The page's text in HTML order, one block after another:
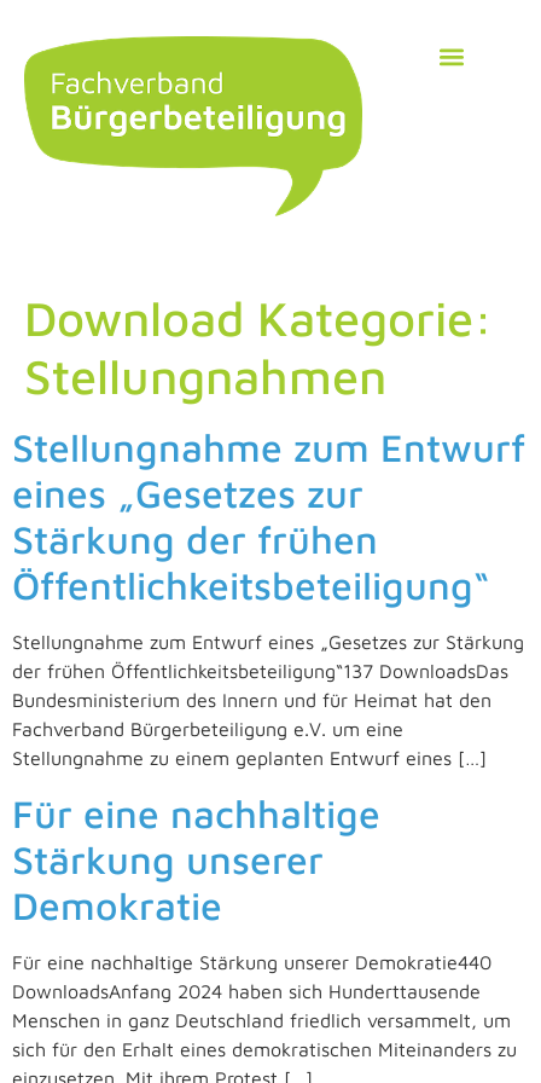
Download Kategorie:
Stellungnahmen
Stellungnahme zum Entwurf
eines „Gesetzes zur
Stärkung der frühen
Öffentlichkeitsbeteiligung“
Stellungnahme zum Entwurf eines „Gesetzes zur Stärkung
der frühen Öffentlichkeitsbeteiligung“137 DownloadsDas
Bundesministerium des Innern und für Heimat hat den
Fachverband Bürgerbeteiligung e.V. um eine
Stellungnahme zu einem geplanten Entwurf eines […]
Für eine nachhaltige
Stärkung unserer
Demokratie
Für eine nachhaltige Stärkung unserer Demokratie440
DownloadsAnfang 2024 haben sich Hunderttausende
Menschen in ganz Deutschland friedlich versammelt, um
sich für den Erhalt eines demokratischen Miteinanders zu
einzusetzen. Mit ihrem Protest […]